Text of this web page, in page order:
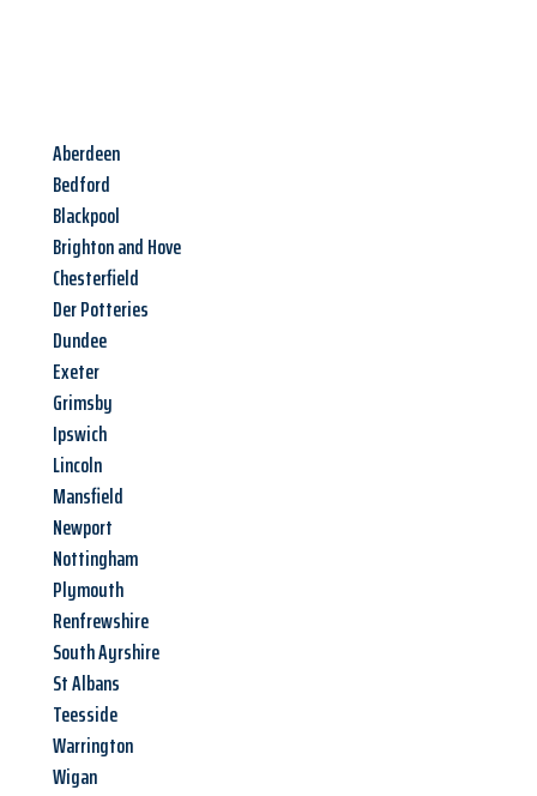
Aberdeen
Bedford
Blackpool
Brighton and Hove
Chesterfield
Der Potteries
Dundee
Exeter
Grimsby
Ipswich
Lincoln
Mansfield
Newport
Nottingham
Plymouth
Renfrewshire
South Ayrshire
St Albans
Teesside
Warrington
Wigan